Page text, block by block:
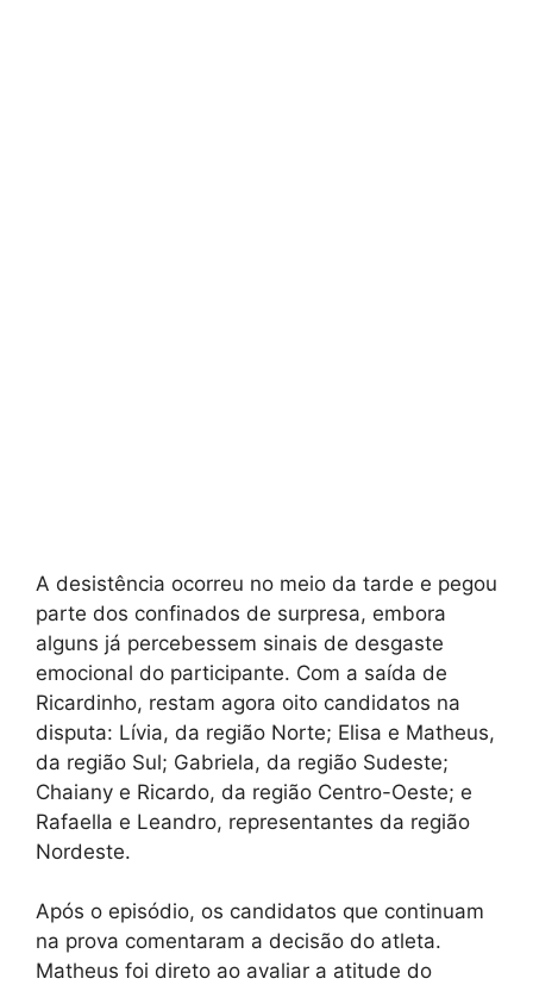
A desistência ocorreu no meio da tarde e pegou
parte dos confinados de surpresa, embora
alguns já percebessem sinais de desgaste
emocional do participante. Com a saída de
Ricardinho, restam agora oito candidatos na
disputa: Lívia, da região Norte; Elisa e Matheus,
da região Sul; Gabriela, da região Sudeste;
Chaiany e Ricardo, da região Centro-Oeste; e
Rafaella e Leandro, representantes da região
Nordeste.
Após o episódio, os candidatos que continuam
na prova comentaram a decisão do atleta.
Matheus foi direto ao avaliar a atitude do